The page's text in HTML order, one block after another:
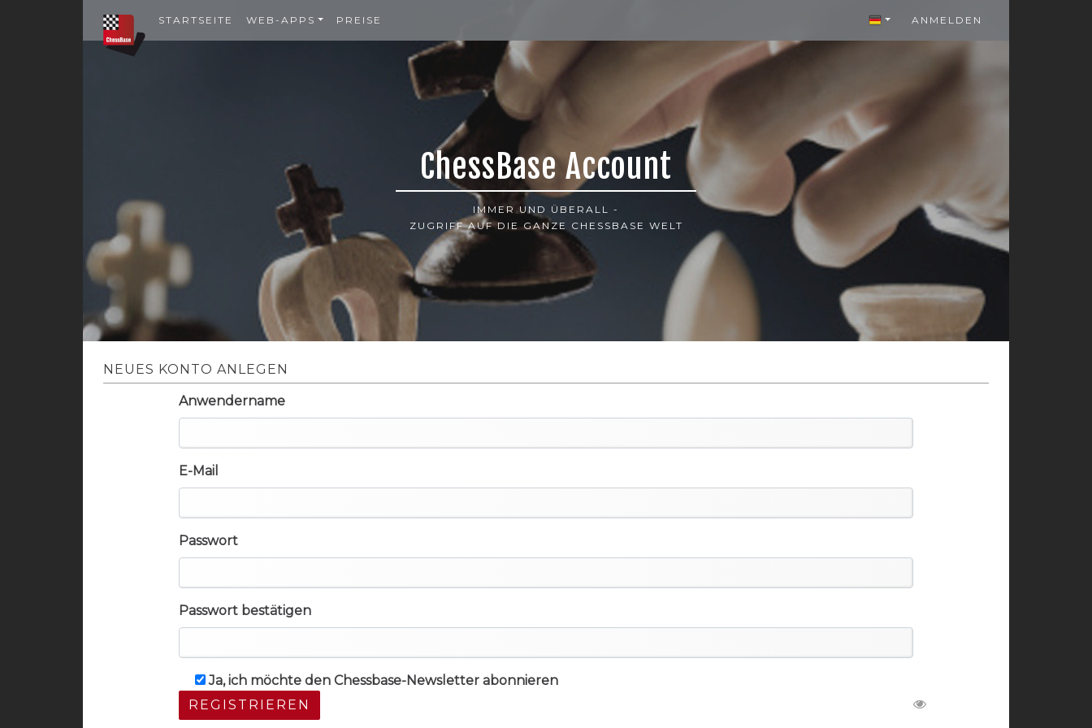
STARTSEITE WEB-APPS PREISE ANMELDEN
ChessBase Account
IMMER UND ÜBERALL -
ZUGRIFF AUF DIE GANZE CHESSBASE WELT
NEUES KONTO ANLEGEN
Anwendername
E-Mail
Passwort
Passwort bestätigen
Ja, ich möchte den Chessbase-Newsletter abonnieren
REGISTRIEREN